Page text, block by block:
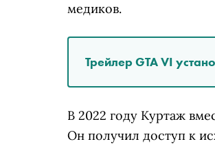
медиков.
Трейлер GTA VI
В 2022 году Куртаж
Он получил доступ к